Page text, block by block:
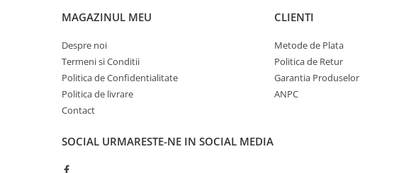
MAGAZINUL MEU
Despre noi
Termeni si Conditii
Politica de Confidentialitate
Politica de livrare
Contact
CLIENTI
Metode de Plata
Politica de Retur
Garantia Produselor
ANPC
SOCIAL URMARESTE-NE IN SOCIAL MEDIA